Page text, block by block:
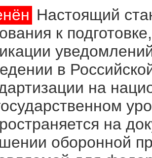
Настоящий
к
в
на
на
оборонной